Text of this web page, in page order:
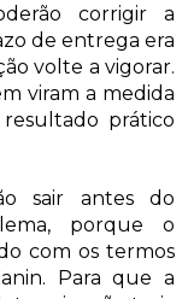
corrigir a
de entrega era
volte a vigorar.
viram a medida
prático
sair antes do
porque o
com os termos
Para que a